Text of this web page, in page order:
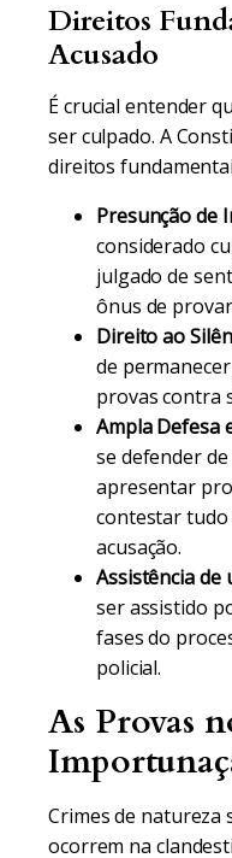
Direitos
Acusado
É crucial entender
ser culpado. A
direitos
Presunção de
considerado
julgado de
ônus de
Direito ao
de
provas contra
Ampla Defesa
se defender
apresentar
contestar
acusação.
Assistência de
ser assistido
fases do
policial.
As Provas
Crimes de natureza
ocorrem na